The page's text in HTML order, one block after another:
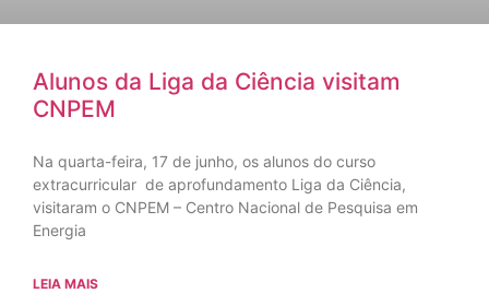
Alunos da Liga da Ciência visitam
CNPEM
Na quarta-feira, 17 de junho, os alunos do curso
extracurricular de aprofundamento Liga da Ciência,
visitaram o CNPEM – Centro Nacional de Pesquisa em
Energia
LEIA MAIS